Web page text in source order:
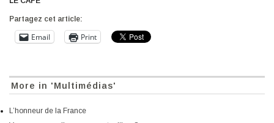
Partagez cet article:
Email Print
More in 'Multimédias'
L’honneur de la France